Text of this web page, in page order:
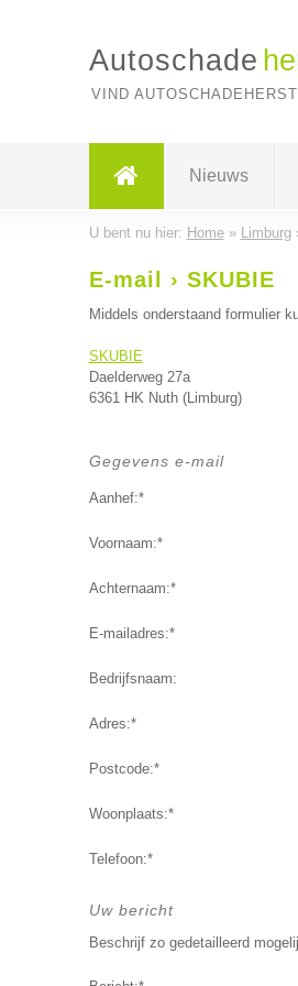
Autoschade
VIND
Nieuws
U bent nu hier: Home» Limburg
E-mail › SKUBIE
Middels onderstaand formulier
SKUBIE
Daelderweg 27a
6361 HK Nuth (Limburg)
Gegevens e-mail
Aanhef:*
Voornaam:*
Achternaam:*
E-mailadres:*
Bedrijfsnaam:
Adres:*
Postcode:*
Woonplaats:*
Telefoon:*
Uw bericht
Beschrijf zo gedetailleerd